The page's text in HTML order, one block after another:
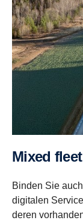
Mixed fleet
Binden Sie
digitalen
deren